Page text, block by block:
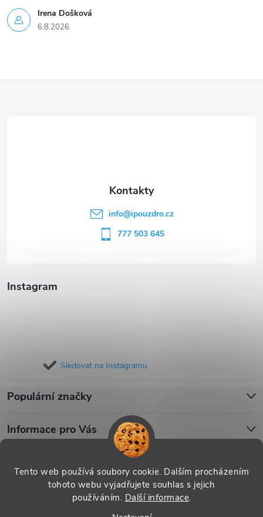
Tento web používá soubory cookie. Dalším procházením
tohoto webu vyjadřujete souhlas s jejich
používáním. Další informace.
Irena Došková
6.8.2026
Instagram
Sledovat na Instagramu
Populární značky
Informace pro Vás
info@ipouzdro.cz
777 503 645
Copyright 2026 . Všechna práva vyhrazena.